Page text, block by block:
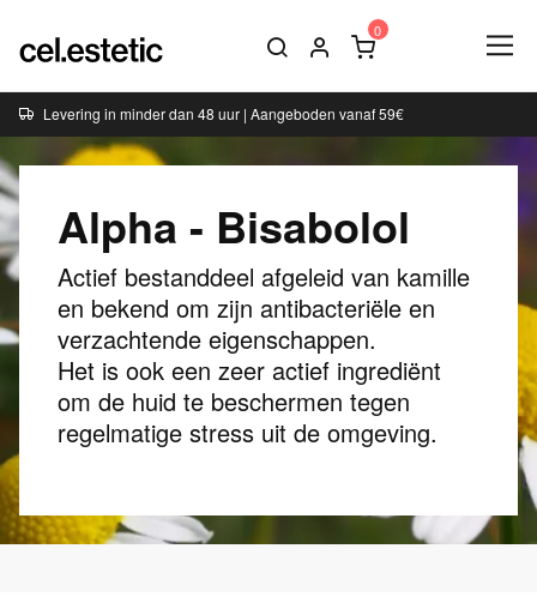
Levering in minder dan 48 uur | Aangeboden vanaf 59€
Alpha - Bisabolol
Actief bestanddeel afgeleid van kamille
en bekend om zijn antibacteriële en
verzachtende eigenschappen.
Het is ook een zeer actief ingrediënt
om de huid te beschermen tegen
regelmatige stress uit de omgeving.